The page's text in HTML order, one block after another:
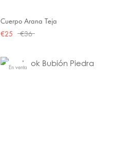
Cuerpo Arana Teja
€25
€36
En venta